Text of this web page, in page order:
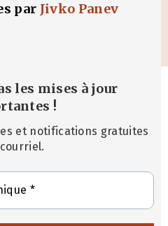
par Jivko Panev
les mises à jour
!
et notifications gratuites